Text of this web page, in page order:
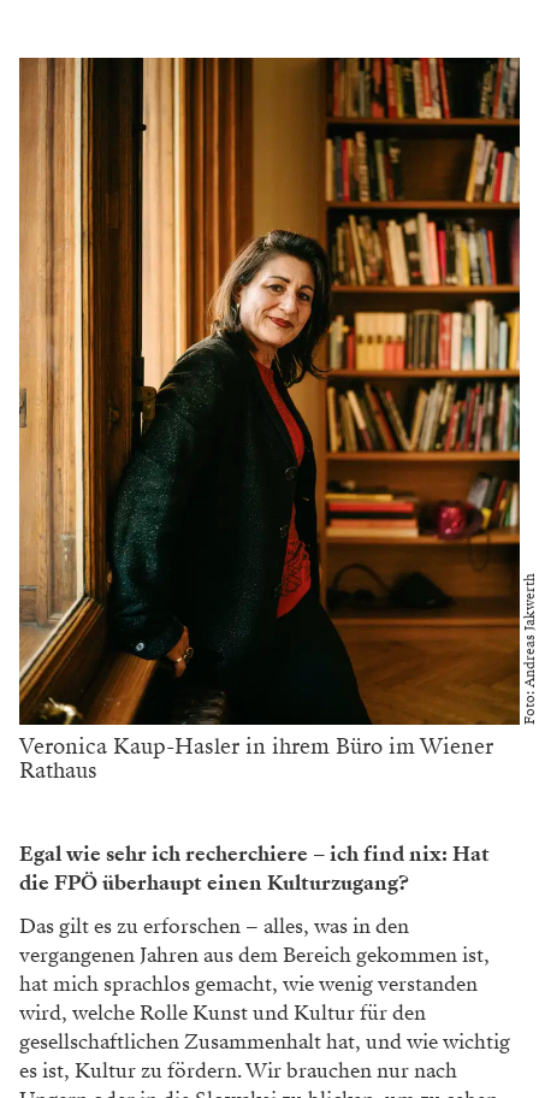
Foto: Andreas Jakwerth
Veronica Kaup-Hasler in ihrem Büro im Wiener
Rathaus
Egal wie sehr ich recherchiere – ich find nix: Hat
die FPÖ überhaupt einen Kulturzugang?
Das gilt es zu erforschen – alles, was in den
vergangenen Jahren aus dem Bereich gekommen ist,
hat mich sprachlos gemacht, wie wenig verstanden
wird, welche Rolle Kunst und Kultur für den
gesellschaftlichen Zusammenhalt hat, und wie wichtig
es ist, Kultur zu fördern. Wir brauchen nur nach